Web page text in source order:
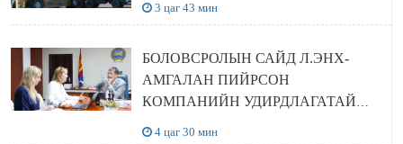
3 цаг 43 мин
БОЛОВСРОЛЫН САЙД Л.ЭНХ-
АМГАЛАН ПИЙРСОН
КОМПАНИЙН УДИРДЛАГАТАЙ
4 цаг 30 мин